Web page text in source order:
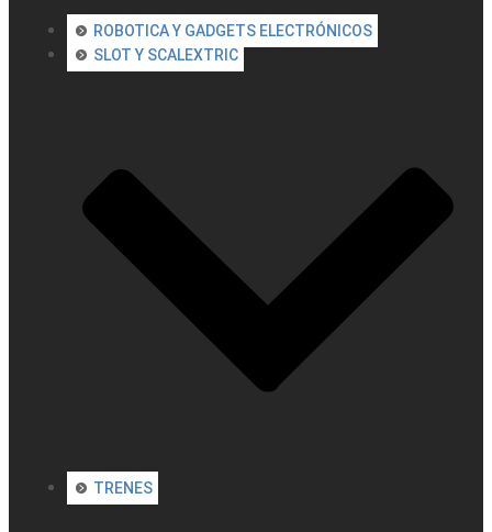
ROBOTICA Y GADGETS ELECTRÓNICOS
SLOT Y SCALEXTRIC
TRENES